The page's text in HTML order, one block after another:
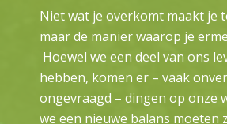
Niet wat je overkomt maakt je
maar de manier waarop je
Hoewel we een deel van ons
hebben, komen er – vaak
ongevraagd – dingen op onze
we een nieuwe balans moeten